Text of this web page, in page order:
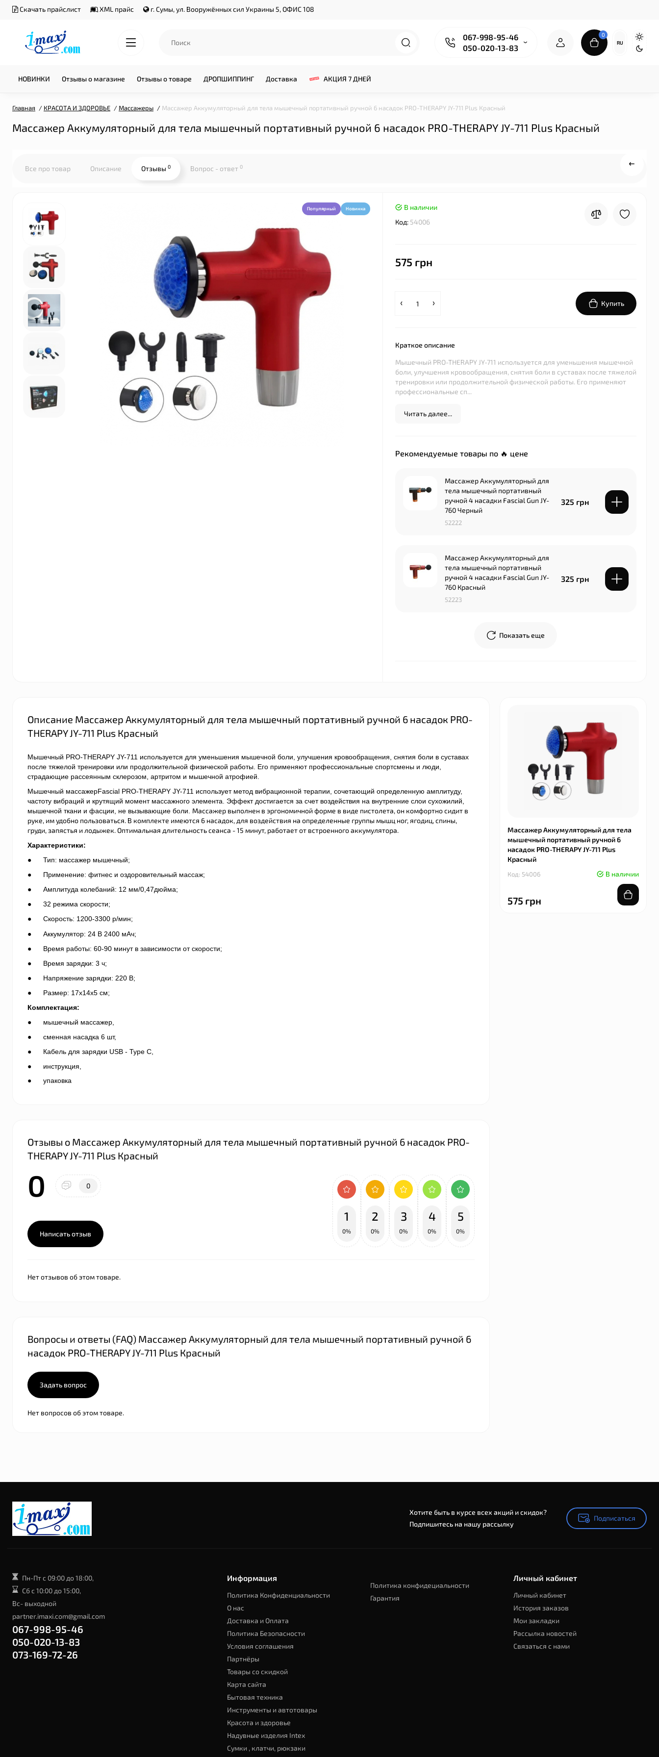
Скачать прайслист XML прайс г. Сумы, ул. Вооружённых сил Украины 5, ОФИС 108
067-998-95-46
050-020-13-83
0
RU
НОВИНКИ Отзывы о магазине Отзывы о товаре ДРОПШИППИНГ Доставка АКЦИЯ 7 ДНЕЙ
Главная КРАСОТА И ЗДОРОВЬЕ Массажеры Массажер Аккумуляторный для тела мышечный портативный ручной 6 насадок PRO-THERAPY JY-711 Plus Красный
Массажер Аккумуляторный для тела мышечный портативный ручной 6 насадок PRO-THERAPY JY-711 Plus Красный
Все про товар Описание Отзывы 0 Вопрос - ответ 0
Популярный Новинка
В наличии
Код: 54006
575 грн
Купить
Краткое описание
Мышечный PRO-THERAPY JY-711 используется для уменьшения мышечной
боли, улучшения кровообращения, снятия боли в суставах после тяжелой
тренировки или продолжительной физической работы. Его применяют
профессиональные сп...
Читать далее...
Рекомендуемые товары по 🔥 цене
Массажер Аккумуляторный для
тела мышечный портативный
ручной 4 насадки Fascial Gun JY-
760 Черный
52222
325 грн
Массажер Аккумуляторный для
тела мышечный портативный
ручной 4 насадки Fascial Gun JY-
760 Красный
52223
325 грн
Показать еще
Описание Массажер Аккумуляторный для тела мышечный портативный ручной 6 насадок PRO-
THERAPY JY-711 Plus Красный
Мышечный PRO-THERAPY JY-711 используется для уменьшения мышечной боли, улучшения кровообращения, снятия боли в суставах
после тяжелой тренировки или продолжительной физической работы. Его применяют профессиональные спортсмены и люди,
страдающие рассеянным склерозом, артритом и мышечной атрофией.
Мышечный массажерFascial PRO-THERAPY JY-711 использует метод вибрационной терапии, сочетающий определенную амплитуду,
частоту вибраций и крутящий момент массажного элемента. Эффект достигается за счет воздействия на внутренние слои сухожилий,
мышечной ткани и фасции, не вызывающие боли. Массажер выполнен в эргономичной форме в виде пистолета, он комфортно сидит в
руке, им удобно пользоваться. В комплекте имеются 6 насадок, для воздействия на определенные группы мышц ног, ягодиц, спины,
груди, запястья и лодыжек. Оптимальная длительность сеанса - 15 минут, работает от встроенного аккумулятора.
Характеристики:
● Тип: массажер мышечный;
● Применение: фитнес и оздоровительный массаж;
● Амплитуда колебаний: 12 мм/0,47дюйма;
● 32 режима скорости;
● Скорость: 1200-3300 р/мин;
● Аккумулятор: 24 В 2400 мАч;
● Время работы: 60-90 минут в зависимости от скорости;
● Время зарядки: 3 ч;
● Напряжение зарядки: 220 В;
● Размер: 17х14х5 см;
Комплектация:
● мышечный массажер,
● сменная насадка 6 шт,
● Кабель для зарядки USB - Type C,
● инструкция,
● упаковка
Отзывы о Массажер Аккумуляторный для тела мышечный портативный ручной 6 насадок PRO-
THERAPY JY-711 Plus Красный
0 0
Написать отзыв
1
0%
2
0%
3
0%
4
0%
5
0%
Нет отзывов об этом товаре.
Вопросы и ответы (FAQ) Массажер Аккумуляторный для тела мышечный портативный ручной 6
насадок PRO-THERAPY JY-711 Plus Красный
Задать вопрос
Нет вопросов об этом товаре.
Массажер Аккумуляторный для тела
мышечный портативный ручной 6
насадок PRO-THERAPY JY-711 Plus
Красный
Код: 54006 В наличии
575 грн
Хотите быть в курсе всех акций и скидок?
Подпишитесь на нашу рассылку
Подписаться
Подписаться
Пн-Пт с 09:00 до 18:00,
Сб с 10:00 до 15:00,
Вс- выходной
partner.imaxi.com@gmail.com
067-998-95-46
050-020-13-83
073-169-72-26
Информация
Политика Конфиденциальности
О нас
Доставка и Оплата
Политика Безопасности
Условия соглашения
Партнёры
Товары со скидкой
Карта сайта
Бытовая техника
Инструменты и автотовары
Красота и здоровье
Надувные изделия Intex
Сумки , клатчи, рюкзаки
Политика конфидециальности
Гарантия
Личный кабинет
Личный кабинет
История заказов
Мои закладки
Рассылка новостей
Связаться с нами